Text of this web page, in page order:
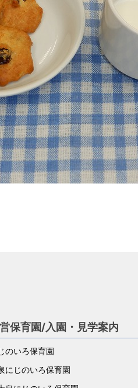
保育園/入園・見学案内
のいろ保育園
にじのいろ保育園